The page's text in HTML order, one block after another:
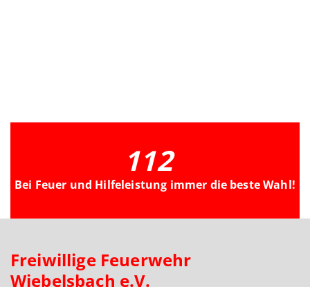
112
Bei Feuer und Hilfeleistung immer die beste Wahl!
Freiwillige Feuerwehr
Wiebelsbach e.V.